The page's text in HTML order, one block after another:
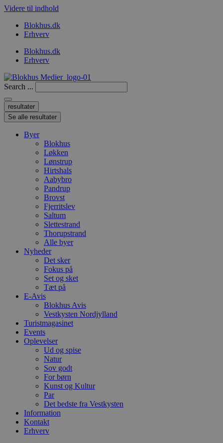
Videre til indhold
Blokhus.dk
Erhverv
Blokhus.dk
Erhverv
Search ...
resultater
Se alle resultater
Byer
Blokhus
Løkken
Lønstrup
Hirtshals
Aabybro
Pandrup
Brovst
Fjerritslev
Saltum
Slettestrand
Thorupstrand
Alle byer
Nyheder
Det sker
Fokus på
Set og sket
Tæt på
E-Avis
Blokhus Avis
Vestkysten Nordjylland
Turistmagasinet
Events
Oplevelser
Ud og spise
Natur
Sov godt
For børn
Kunst og Kultur
Par
Det bedste fra Vestkysten
Information
Kontakt
Erhverv